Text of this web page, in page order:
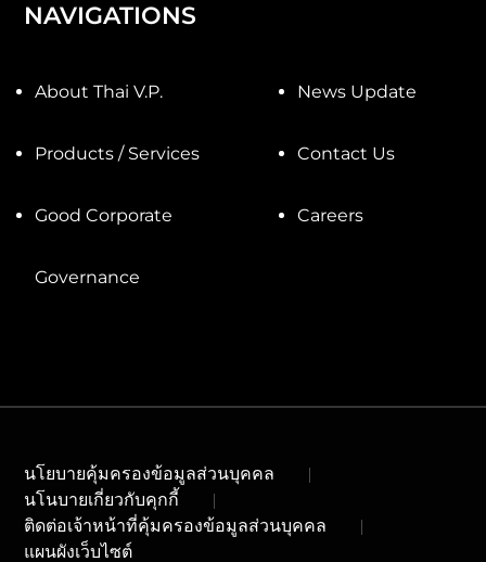
NAVIGATIONS
About Thai V.P.
Products / Services
Good Corporate
Governance
News Update
Contact Us
Careers
นโยบายคุ้มครองข้อมูลส่วนบุคคล
นโนบายเกี่ยวกับคุกกี้
ติดต่อเจ้าหน้าที่คุ้มครองข้อมูลส่วนบุคคล
แผนผังเว็บไซต์